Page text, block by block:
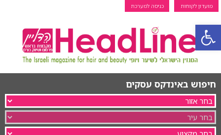
פתח סרגל נגישות
מועדון לקוחות כניסה למערכת
חיפוש באינדקס עסקים